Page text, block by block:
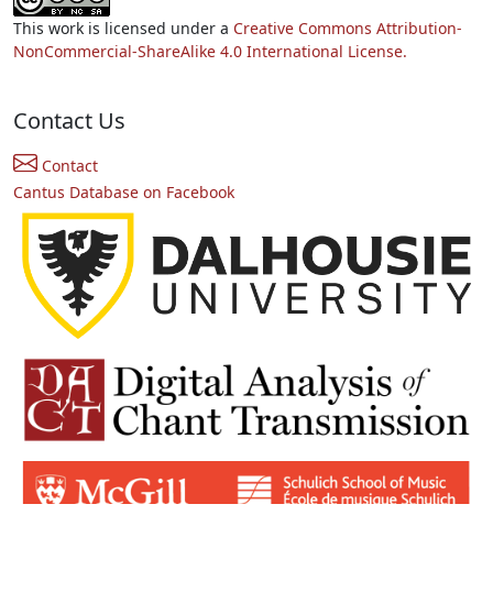
This work is licensed under a Creative Commons Attribution-
NonCommercial-ShareAlike 4.0 International License.
Contact Us
Contact
Cantus Database on Facebook